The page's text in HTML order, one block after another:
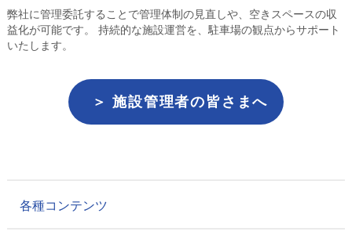
弊社に管理委託することで管理体制の見直しや、空きスペースの収
益化が可能です。 持続的な施設運営を、駐車場の観点からサポート
いたします。
＞ 施設管理者の皆さまへ
各種コンテンツ